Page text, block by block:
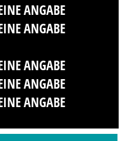
ANGABE
ANGABE
ANGABE
ANGABE
ANGABE